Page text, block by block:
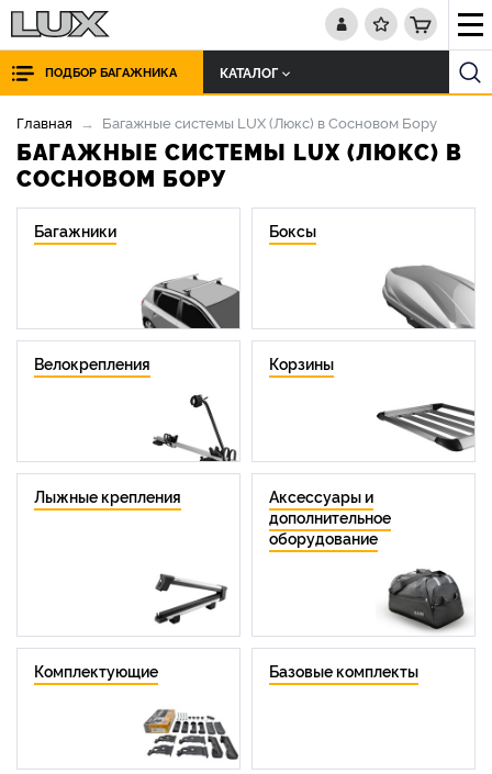
ПОДБОР БАГАЖНИКА КАТАЛОГ
Главная Багажные системы LUX (Люкс) в Сосновом Бору
БАГАЖНЫЕ СИСТЕМЫ LUX (ЛЮКС) В
СОСНОВОМ БОРУ
Багажники Боксы
Велокрепления Корзины
Лыжные крепления
Аксессуары и
дополнительное
оборудование
Комплектующие Базовые комплекты